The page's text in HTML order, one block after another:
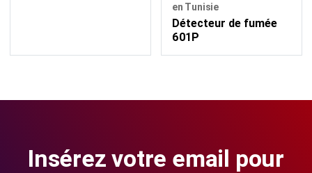
en Tunisie
Détecteur de fumée
601P
Insérez votre email pour